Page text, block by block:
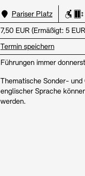
Europäische
JUNGE AKADEMIE
Kulturelle
Studio für
SINN UND FORM
Gesellschaft der
Bilderkeller
Vermietung
Nachhaltigkeit
Abteilungen &
Bibliothek
Kunstsammlung
Museen
Fundstücke
Standort:
Pariser Platz
Aufzug
Preis:
7,50 EUR (Ermäßigt: 5
Termin speichern
Führungen immer
Thematische Sonder- und
englischer Sprache
werden.